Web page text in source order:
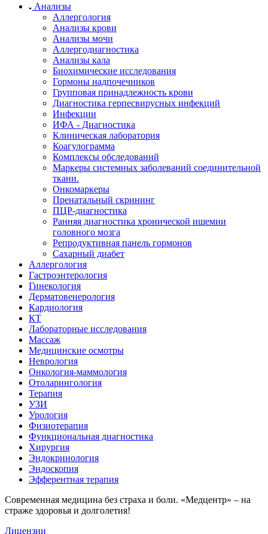
Анализы
Аллергология
Анализы крови
Анализы мочи
Аллергодиагностика
Анализы кала
Биохимические исследования
Гормоны надпочечников
Групповая принадлежность крови
Диагностика герпесвирусных инфекций
Инфекции
ИФА - Диагностика
Клиническая лаборатория
Коагулограмма
Комплексы обследований
Маркеры системных заболеваний соединительной
ткани.
Онкомаркеры
Пренатальный скрининг
ПЦР-диагностика
Ранняя диагностика хронической ишемии
головного мозга
Репродуктивная панель гормонов
Сахарный диабет
Аллергология
Гастроэнтерология
Гинекология
Дерматовенерология
Кардиология
КТ
Лабораторные исследования
Массаж
Медицинские осмотры
Неврология
Онкология-маммология
Отоларингология
Терапия
УЗИ
Урология
Физиотерапия
Функциональная диагностика
Хирургия
Эндокринология
Эндоскопия
Эфферентная терапия
Современная медицина без страха и боли. «Медцентр» – на
страже здоровья и долголетия!
Лицензии